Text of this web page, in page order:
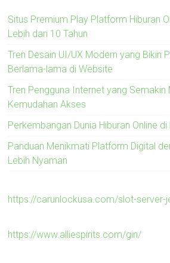
Situs Premium Play Platform Hiburan
Lebih dari 10 Tahun
Tren Desain UI/UX Modern yang Bikin
Berlama-lama di Website
Tren Pengguna Internet yang Semakin
Kemudahan Akses
Perkembangan Dunia Hiburan Online
Panduan Menikmati Platform Digital
Lebih Nyaman
https://carunlockusa.com/slot-server-
https://www.alliespirits.com/gin/